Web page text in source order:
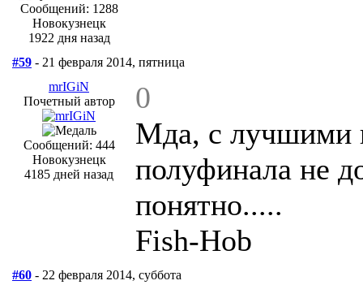
Сообщений: 1288
Новокузнецк
1922 дня назад
#59 - 21 февраля 2014, пятница
mrIGiN
Почетный автор
Сообщений: 444
Новокузнецк
4185 дней назад
0
Мда, с лучшими
полуфинала не
понятно.....
Fish-Hob
#60 - 22 февраля 2014, суббота